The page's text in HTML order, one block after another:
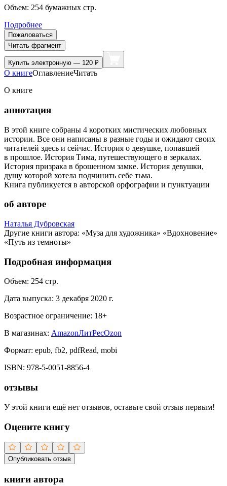
Объем: 254 бумажных стр.
Подробнее
Пожаловаться
Читать фрагмент
Купить электронную — 120 ₽
О книгеОглавлениеЧитать
О книге
аннотация
В этой книге собраны 4 коротких мистических любовных
истории. Все они написаны в разные годы и ожидают своих
читателей здесь и сейчас. История о девушке, попавшей
в прошлое. История Тима, путешествующего в зеркалах.
История призрака в брошенном замке. История девушки,
душу которой хотела подчинить себе тьма.
Книга публикуется в авторской орфографии и пунктуации
об авторе
Наталья Дубровская
Другие книги автора: «Муза для художника» «Вдохновение»
«Путь из темноты»
Подробная информация
Объем: 254 стр.
Дата выпуска: 3 декабря 2020 г.
Возрастное ограничение: 18+
В магазинах: AmazonЛитРесOzon
Формат: epub, fb2, pdfRead, mobi
ISBN: 978-5-0051-8856-4
отзывы
У этой книги ещё нет отзывов, оставьте свой отзыв первым!
Оцените книгу
Опубликовать отзыв
книги автора